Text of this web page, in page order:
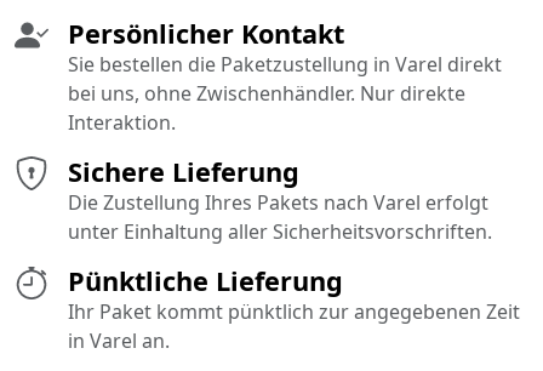
Pünktliche Lieferung
Ihr Paket kommt pünktlich zur angegebenen Zeit
in Varel an.
Sichere Lieferung
Die Zustellung Ihres Pakets nach Varel erfolgt
unter Einhaltung aller Sicherheitsvorschriften.
Persönlicher Kontakt
Sie bestellen die Paketzustellung in Varel direkt
bei uns, ohne Zwischenhändler. Nur direkte
Interaktion.